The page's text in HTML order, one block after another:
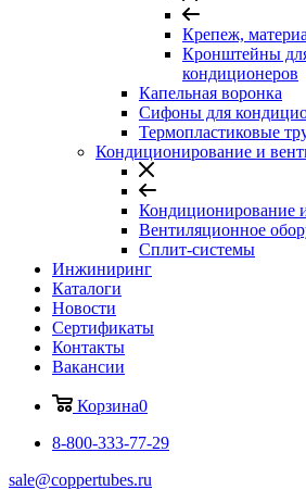
Крепеж,
Кронштейны
кондиционеров
Капельная воронка
Сифоны для
Термопластиковые
Кондиционирование и
Кондиционирование
Вентиляционное
Сплит-системы
Инжиниринг
Каталоги
Новости
Сертификаты
Контакты
Вакансии
Корзина0
8-800-333-77-29
sale@coppertubes.ru